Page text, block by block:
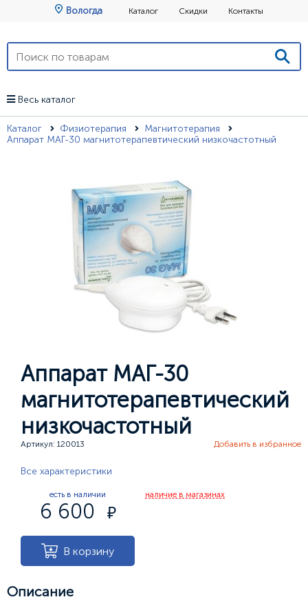
Вологда Каталог Скидки Контакты
Весь каталог
Каталог Физиотерапия
Магнитотерапия
Аппарат МАГ-30 магнитотерапевтический низкочастотный
Аппарат МАГ-30
магнитотерапевтический
низкочастотный
Артикул: 120013 Добавить в избранное
Все характеристики
есть в наличии
6 600
В корзину
наличие в магазинах
Описание